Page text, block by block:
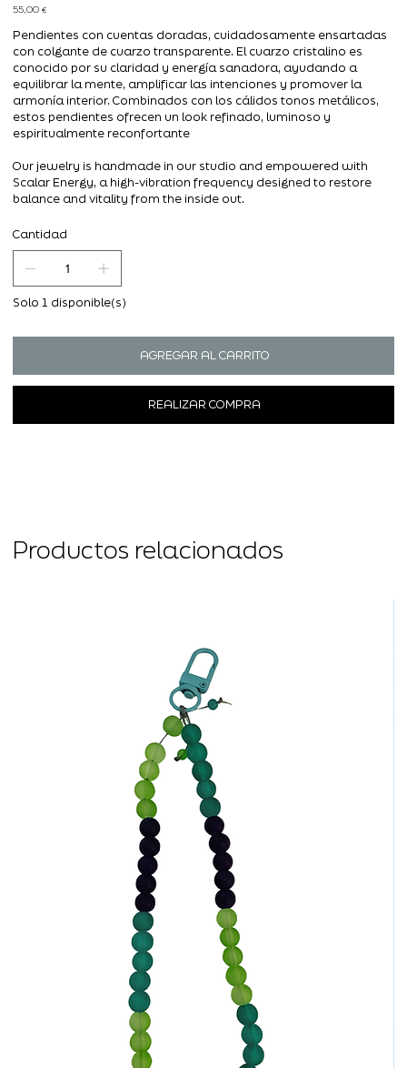
Precio
55,00 €
Pendientes con cuentas doradas, cuidadosamente ensartadas
con colgante de cuarzo transparente. El cuarzo cristalino es
conocido por su claridad y energía sanadora, ayudando a
equilibrar la mente, amplificar las intenciones y promover la
armonía interior. Combinados con los cálidos tonos metálicos,
estos pendientes ofrecen un look refinado, luminoso y
espiritualmente reconfortante
Our jewelry is handmade in our studio and empowered with
Scalar Energy, a high-vibration frequency designed to restore
balance and vitality from the inside out.
Cantidad
Solo 1 disponible(s)
AGREGAR AL CARRITO
REALIZAR COMPRA
Productos relacionados